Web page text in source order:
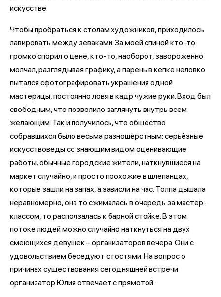
искусстве.
Чтобы пробраться к столам художников, приходилось
лавировать между зеваками. За моей спиной кто-то
громко спорил о цене, кто-то, наоборот, завороженно
молчал, разглядывая графику, а парень в кепке неловко
пытался сфотографировать украшения одной
мастерицы, постоянно ловя в кадр чужие руки. Вход был
свободным, что позволило заглянуть внутрь всем
желающим. Так и получилось, что общество
собравшихся было весьма разношёрстным: серьёзные
искусствоведы со знающим видом оценивающие
работы, обычные городские жители, наткнувшиеся на
маркет случайно, и просто прохожие в шлепанцах,
которые зашли на запах, а зависли на час. Толпа дышала
неравномерно, она то сжималась в очередь за мастер-
классом, то расползалась к барной стойке. В этом
потоке людей можно случайно наткнуться на двух
смеющихся девушек – организаторов вечера. Они с
удовольствием беседуют с гостями. На вопрос о
причинах существования сегодняшней встречи
организатор Юлия отвечает с прямотой: